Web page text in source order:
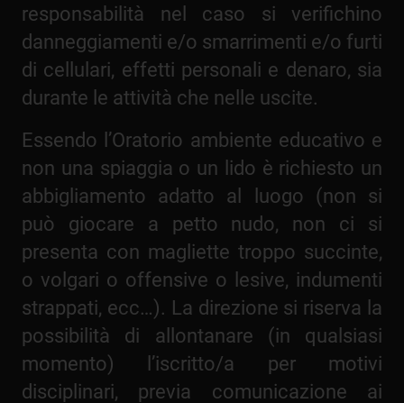
responsabilità nel caso si verifichino
danneggiamenti e/o smarrimenti e/o furti
di cellulari, effetti personali e denaro, sia
durante le attività che nelle uscite.
Essendo l’Oratorio ambiente educativo e
non una spiaggia o un lido è richiesto un
abbigliamento adatto al luogo (non si
può giocare a petto nudo, non ci si
presenta con magliette troppo succinte,
o volgari o offensive o lesive, indumenti
strappati, ecc…). La direzione si riserva la
possibilità di allontanare (in qualsiasi
momento) l’iscritto/a per motivi
disciplinari, previa comunicazione ai